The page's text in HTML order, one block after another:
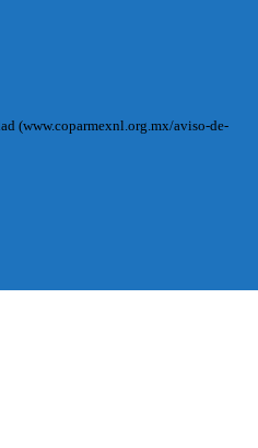
(www.coparmexnl.org.mx/aviso-de-